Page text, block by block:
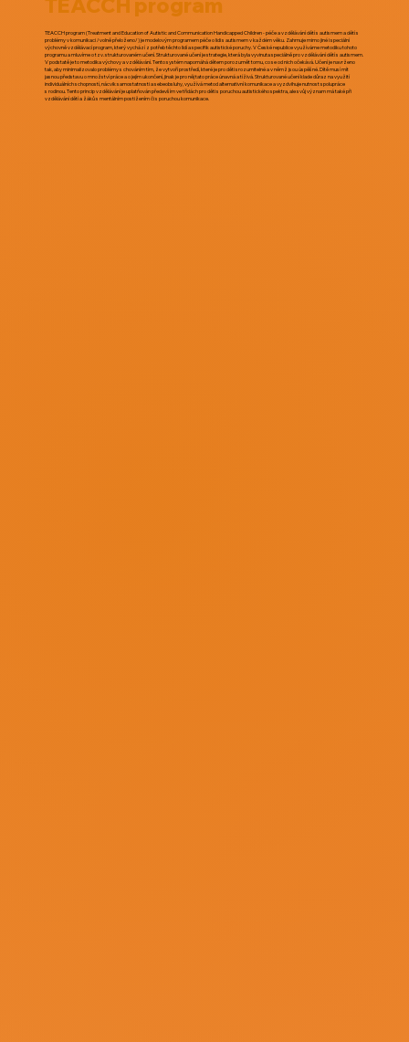
TEACCH program
TEACCH program (Treatment and Education of Autistic and Communication Handicapped Children - péče a vzdělávání dětí s autismem a dětí s
problémy v komunikaci /volně přeloženo/) je modelovým programem péče o lidi s autismem v každém věku. Zahrnuje mimo jiné i speciální
výchovně vzdělávací program, který vychází z potřeb těchto lidí a specifik autistické poruchy. V České republice využíváme metodiku tohoto
programu a mluvíme o tzv. strukturovaném učení. Strukturované učení je strategie, která byla vyvinuta speciálně pro vzdělávání dětí s autismem.
V podstatě je to metodika výchovy a vzdělávání. Tento systém napomáhá dětem porozumět tomu, co se od nich očekává. Učení je navrženo
tak, aby minimalizovalo problémy s chováním tím, že vytvoří prostředí, které je pro děti srozumitelné a v němž jsou úspěšné. Dítě musí mít
jasnou představu o množství práce a o jejím ukončení, jinak je pro něj tato práce únavná a tíživá. Strukturované učení klade důraz na využití
individuálních schopností, nácvik samostatnosti a sebeobsluhy, využívá metod alternativní komunikace a vyzdvihuje nutnost spolupráce
s rodinou. Tento princip vzdělávání je uplatňován především ve třídách pro děti s poruchou autistického spektra, ale svůj význam má také při
vzdělávání dětí a žáků s mentálním postižením či s poruchou komunikace.